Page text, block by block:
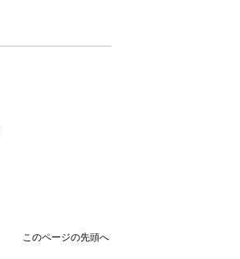
このページの先頭へ